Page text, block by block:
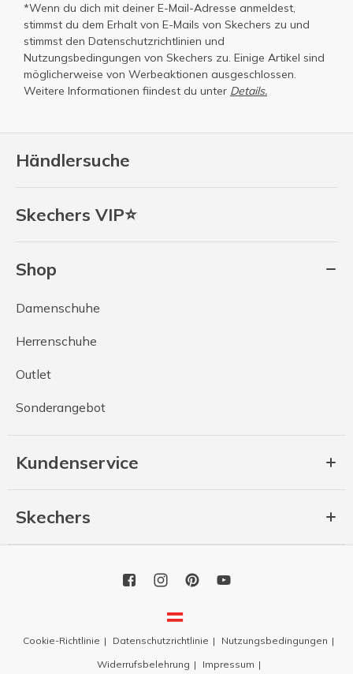
Händlersuche
Skechers VIP⭐
Shop
Damenschuhe
Herrenschuhe
Outlet
Sonderangebot
Kundenservice
Skechers
*Wenn du dich mit deiner E-Mail-Adresse anmeldest,
stimmst du dem Erhalt von E-Mails von Skechers zu und
stimmst den Datenschutzrichtlinien und
Nutzungsbedingungen von Skechers zu. Einige Artikel sind
möglicherweise von Werbeaktionen ausgeschlossen.
Weitere Informationen fiindest du unter Details.
Cookie-Richtlinie Datenschutzrichtlinie
Nutzungsbedingungen
Widerrufsbelehrung
Impressum